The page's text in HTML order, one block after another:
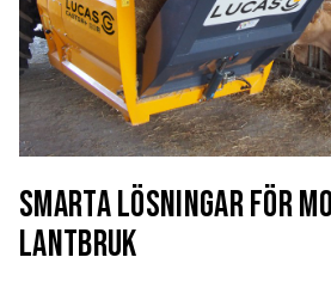
Smarta lösningar för
lantbruk